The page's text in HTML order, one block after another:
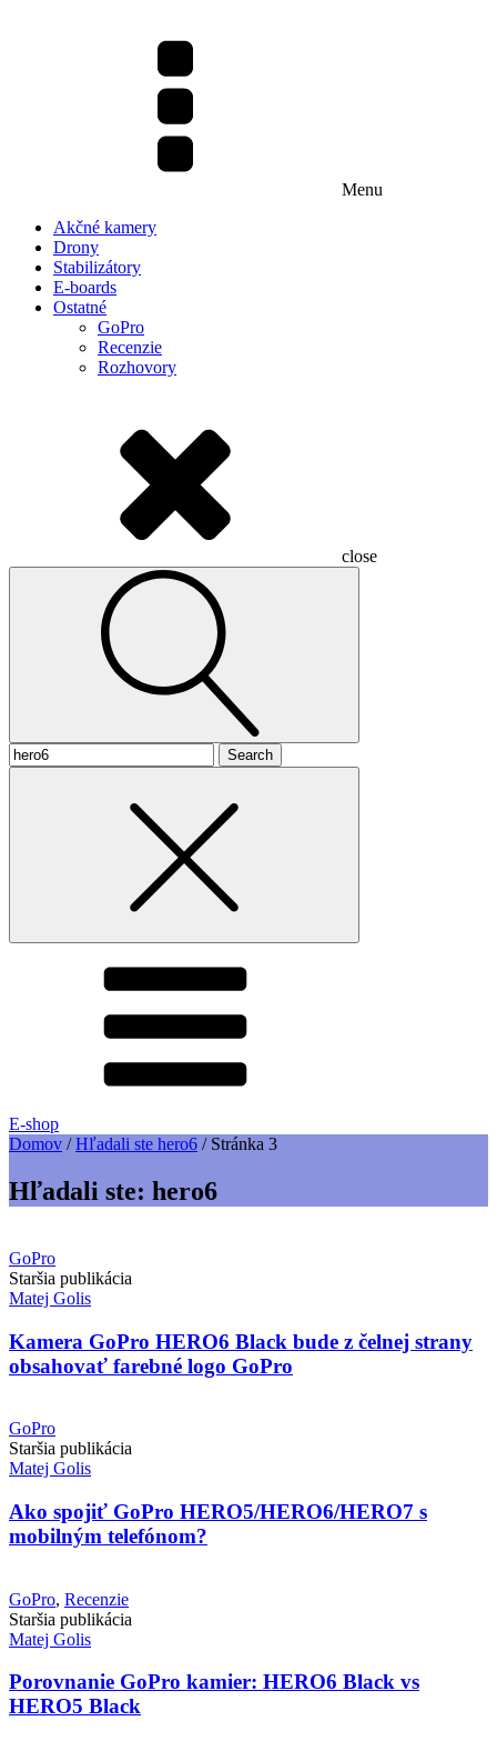
Menu
Akčné kamery
Drony
Stabilizátory
E-boards
Ostatné
GoPro
Recenzie
Rozhovory
close
Search
for
E-shop
Domov /Hľadali ste hero6 / Stránka 3
Hľadali ste: hero6
GoPro
Staršia publikácia
Matej Golis
Kamera GoPro HERO6 Black bude z čelnej strany
obsahovať farebné logo GoPro
GoPro
Staršia publikácia
Matej Golis
Ako spojiť GoPro HERO5/HERO6/HERO7 s
mobilným telefónom?
GoPro, Recenzie
Staršia publikácia
Matej Golis
Porovnanie GoPro kamier: HERO6 Black vs
HERO5 Black